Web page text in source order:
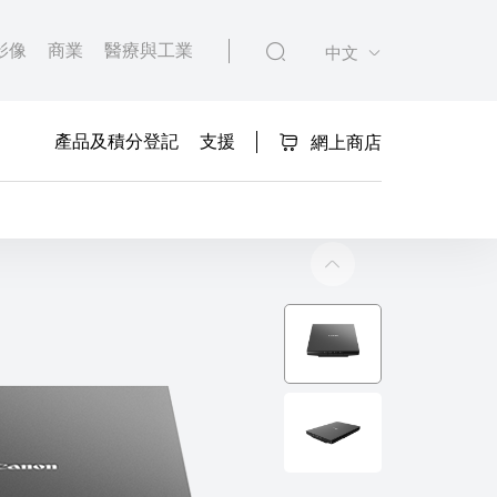
像 商業 醫療與工業 中文
產品及積分登記 支援 網上商店